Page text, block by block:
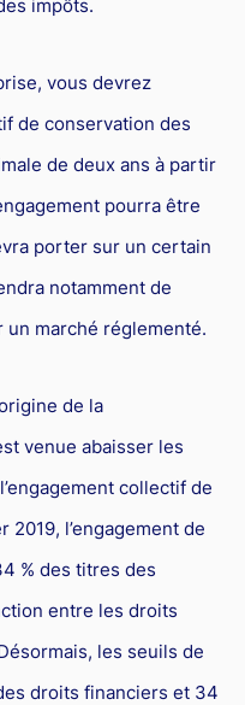
impôts.
vous devrez
de conservation des
de deux ans à partir
pourra être
porter sur un certain
notamment de
un marché réglementé.
de la
venue abaisser les
collectif de
2019, l’engagement de
% des titres des
entre les droits
les seuils de
droits financiers et 34